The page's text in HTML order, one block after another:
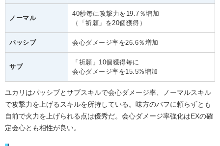
ノーマル
40秒毎に攻撃力を19.7％増加
（「祈願」を20個獲得）
パッシブ 会心ダメージ率を26.6％増加
サブ
「祈願」10個獲得毎に
会心ダメージ率を15.5%増加
ユカリはパッシブとサブスキルで会心ダメージ率、ノーマルスキル
で攻撃力を上げるスキルを所持している。味方のバフに頼らずとも
自前で火力を上げられる点は優秀だ。会心ダメージ率強化はEXの確
定会心とも相性が良い。